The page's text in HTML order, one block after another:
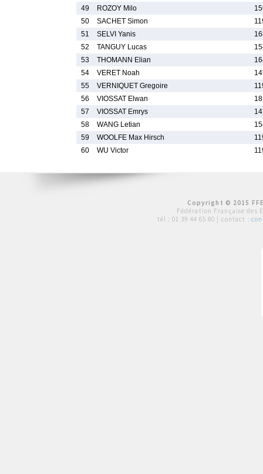
49
ROZOY Milo
50
SACHET Simon
51
SELVI Yanis
52
TANGUY Lucas
53
THOMANN Elian
54
VERET Noah
55
VERNIQUET Gregoire
56
VIOSSAT Elwan
57
VIOSSAT Emrys
58
WANG Letian
59
WOOLFE Max Hirsch
60
WU Victor
Copyright © 2015
Fédération Française des
tél : 01 39 44 65 80 | contact :